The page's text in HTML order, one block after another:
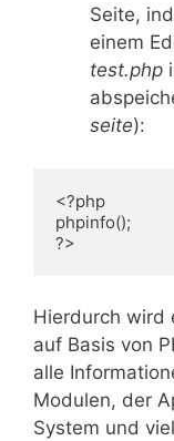
Seite,
einem
test.php
seite):
<?php
phpinfo();
?>
Hierdurch wird
auf Basis von
alle
Modulen, der
System und